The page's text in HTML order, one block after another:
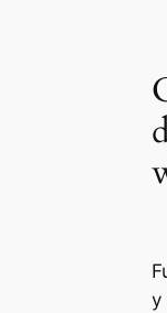
y